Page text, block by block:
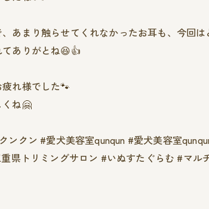
あまり触らせてくれなかったお耳も、今回
ありがとね😆👍
疲れ様でした🐾
ね🤗
ンクン #愛犬美容室qunqun #愛犬美容室
重県トリミングサロン #いぬすたぐらむ #マル